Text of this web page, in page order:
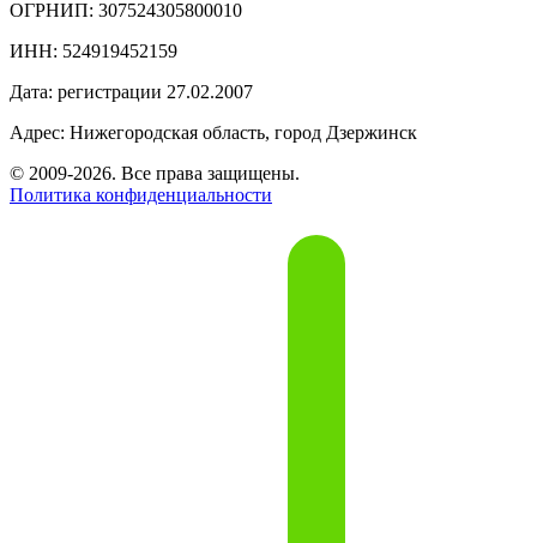
ОГРНИП: 307524305800010
ИНН: 524919452159
Дата: регистрации 27.02.2007
Адрес: Нижегородская область, город Дзержинск
© 2009-2026. Все права защищены.
Политика конфиденциальности